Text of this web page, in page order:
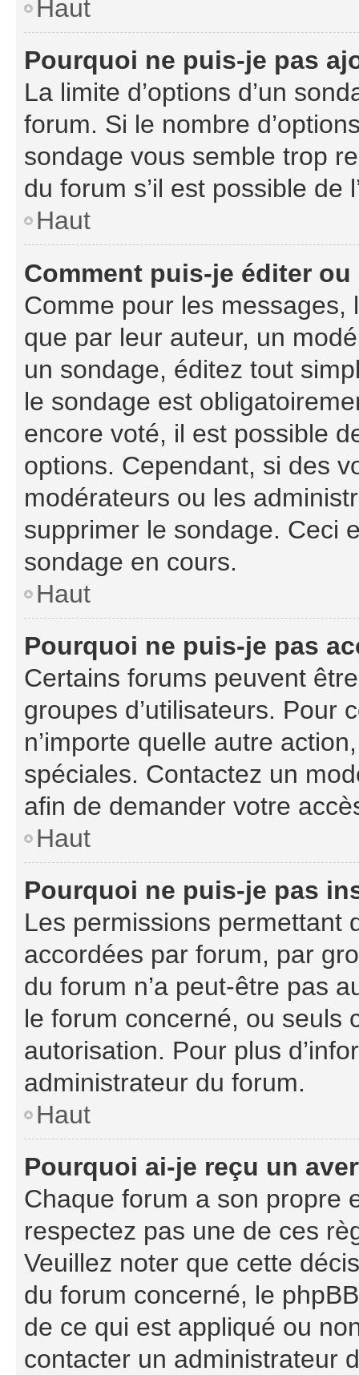
Haut
Pourquoi ne puis-je pas
La limite d’options d’un
forum. Si le nombre
sondage vous semble trop
du forum s’il est possible de
Haut
Comment puis-je éditer
Comme pour les
que par leur auteur, un
un sondage, éditez tout
le sondage est
encore voté, il est possible
options. Cependant, si des
modérateurs ou les
supprimer le sondage. Ceci
sondage en cours.
Haut
Pourquoi ne puis-je pas
Certains forums peuvent
groupes d’utilisateurs. Pour
n’importe quelle autre
spéciales. Contactez un
afin de demander votre
Haut
Pourquoi ne puis-je pas
Les permissions permettant
accordées par forum, par
du forum n’a peut-être pas
le forum concerné, ou seuls
autorisation. Pour plus
administrateur du forum.
Haut
Pourquoi ai-je reçu un
Chaque forum a son propre
respectez pas une de ces
Veuillez noter que cette
du forum concerné, le
de ce qui est appliqué ou
contacter un administrateur